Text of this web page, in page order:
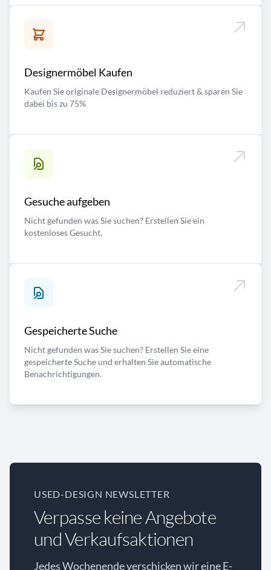
Designermöbel Kaufen
Kaufen Sie originale Designermöbel reduziert & sparen Sie
dabei bis zu 75%
Gesuche aufgeben
Nicht gefunden was Sie suchen? Erstellen Sie ein
kostenloses Gesucht.
Gespeicherte Suche
Nicht gefunden was Sie suchen? Erstellen Sie eine
gespeicherte Suche und erhalten Sie automatische
Benachrichtigungen.
USED-DESIGN NEWSLETTER
Verpasse keine Angebote
und Verkaufsaktionen
Jedes Wochenende verschicken wir eine E-